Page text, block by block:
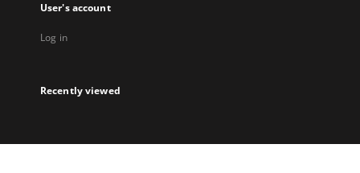
User's account
Log in
Recently viewed